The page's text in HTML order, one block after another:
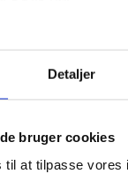
Detaljer
bruger cookies
til at tilpasse vores
varer